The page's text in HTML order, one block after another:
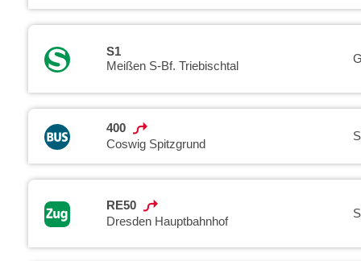
S1
Meißen S-Bf. Triebischtal
400
Coswig Spitzgrund
RE50
Dresden Hauptbahnhof